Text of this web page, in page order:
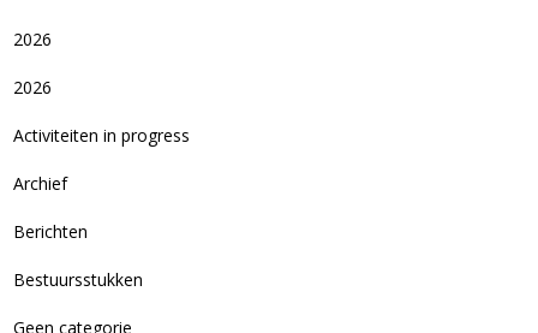
2026
2026
Activiteiten in progress
Archief
Berichten
Bestuursstukken
Geen categorie